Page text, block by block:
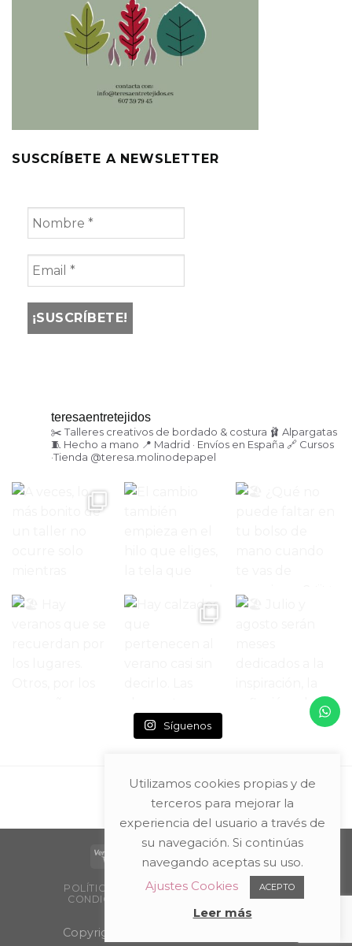
SUSCRÍBETE A NEWSLETTER
teresaentretejidos
✂️ Talleres creativos de bordado & costura 🩰 Alpargatas
🧵 Hecho a mano 📍 Madrid · Envíos en España 🔗 Cursos
·Tienda @teresa.molinodepapel
Síguenos
POLÍTICA DE PRIVACIDAD Y AVISO LEGAL
CONDICIONES DE COMPRA
PACKAGING
PUNTOS DE VENTA
Copyright 2026 ©
Utilizamos cookies propias y de
terceros para mejorar la
experiencia del usuario a través de
su navegación. Si continúas
navegando aceptas su uso.
Ajustes Cookies
ACEPTO
Leer más